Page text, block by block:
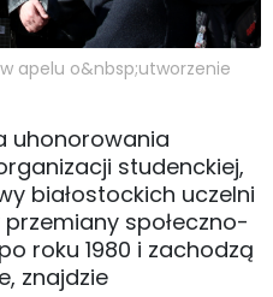
apelu o&nbsp;utworzenie
uhonorowania
studenckiej,
białostockich uczelni
społeczno-
roku 1980 i zachodzą
znajdzie